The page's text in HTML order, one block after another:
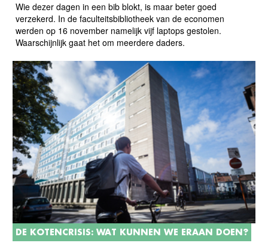
Wie dezer dagen in een bib blokt, is maar beter goed
verzekerd. In de faculteitsbibliotheek van de economen
werden op 16 november namelijk vijf laptops gestolen.
Waarschijnlijk gaat het om meerdere daders.
DE KOTENCRISIS: WAT KUNNEN WE ERAAN DOEN?